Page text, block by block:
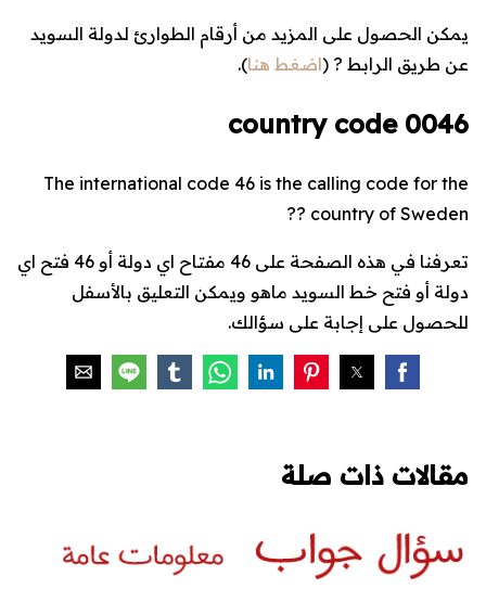
يمكن الحصول على المزيد من أرقام الطوارئ لدولة السويد
عن طريق الرابط ? (اضغط هنا).
0046 country code
The international code 46 is the calling code for the
country of Sweden ??
تعرفنا في هذه الصفحة على 46 مفتاح اي دولة أو 46 فتح اي
دولة أو فتح خط السويد ماهو ويمكن التعليق بالأسفل
للحصول على إجابة على سؤالك.
مقالات ذات صلة